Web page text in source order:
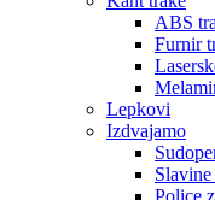
ABS
Furnir
Lepkovi
Izdvajamo
Slavine
Police